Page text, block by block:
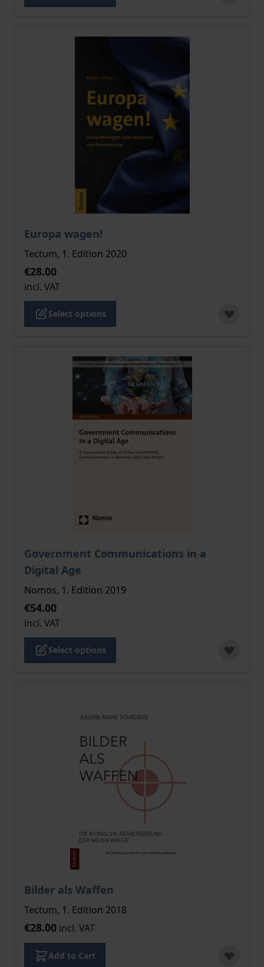
Europa wagen!
The price depends on the options chosen on the
Tectum, 1. Edition 2020
€28.00
incl. VAT
Select options
Government Communications in a
Digital Age
The price depends on the options chosen on the
Nomos, 1. Edition 2019
€54.00
incl. VAT
Select options
Bilder als Waffen
Tectum, 1. Edition 2018
€28.00 incl. VAT
Add to Cart